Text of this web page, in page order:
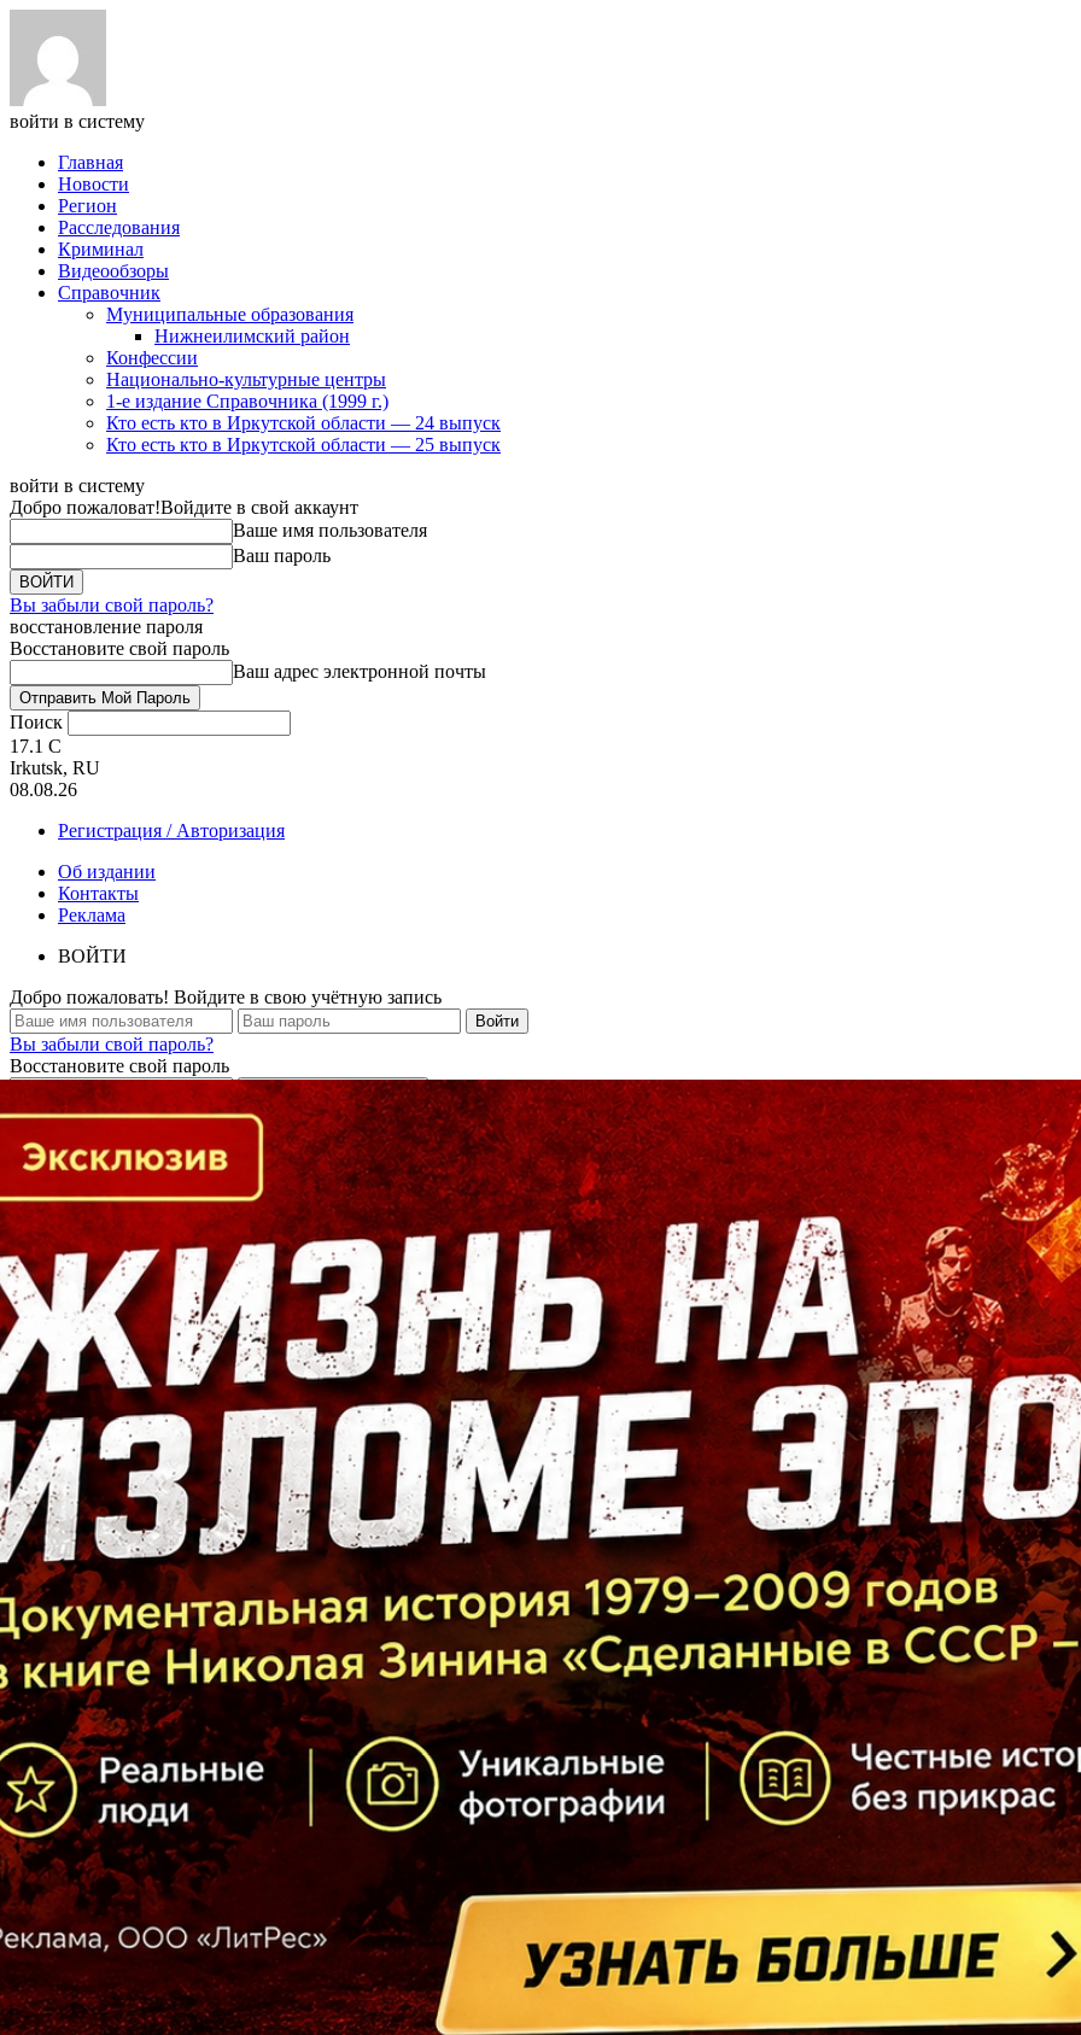
войти в систему
Главная
Новости
Регион
Расследования
Криминал
Видеообзоры
Справочник
Муниципальные образования
Нижнеилимский район
Конфессии
Национально-культурные центры
1-е издание Справочника (1999 г.)
Кто есть кто в Иркутской области — 24 выпуск
Кто есть кто в Иркутской области — 25 выпуск
войти в систему
Добро пожаловат!Войдите в свой аккаунт
Ваше имя пользователя
Ваш пароль
Вы забыли свой пароль?
восстановление пароля
Восстановите свой пароль
Ваш адрес электронной почты
Поиск
17.1 C
Irkutsk, RU
08.08.26
Регистрация / Авторизация
Об издании
Контакты
Реклама
ВОЙТИ
Добро пожаловать! Войдите в свою учётную запись
Вы забыли свой пароль?
Восстановите свой пароль
Кто есть кто в Байкальском регионе